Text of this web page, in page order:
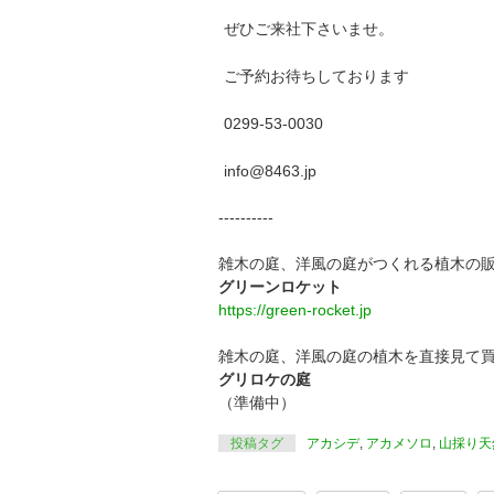
ぜひご来社下さいませ。
ご予約お待ちしております
0299-53-0030
info@8463.jp
----------
雑木の庭、洋風の庭がつくれる植木の
グリーンロケット
https://green-rocket.jp
雑木の庭、洋風の庭の植木を直接見て
グリロケの庭
（準備中）
投稿タグ アカシデ, アカメソロ 山採り